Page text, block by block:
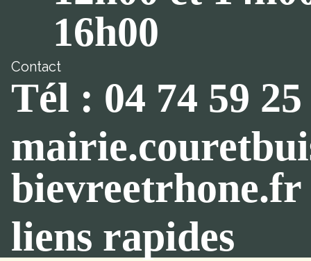
16h00
Contact
Tél : 04 74 59 25
bievreetrhone.fr
liens rapides